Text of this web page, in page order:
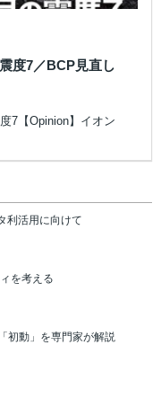
度7／BCP見直し
7【Opinion】イオン
利活用に向けて
を考える
初動」を専門家が解説